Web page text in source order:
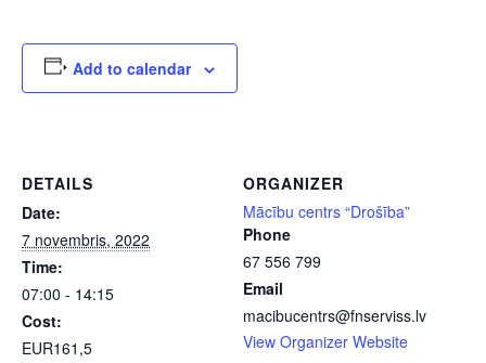
Add to calendar
DETAILS
Date:
7 novembris, 2022
Time:
07:00 - 14:15
Cost:
EUR161,5
ORGANIZER
Mācību centrs “Drošība”
Phone
67 556 799
Email
macibucentrs@fnserviss.lv
View Organizer Website